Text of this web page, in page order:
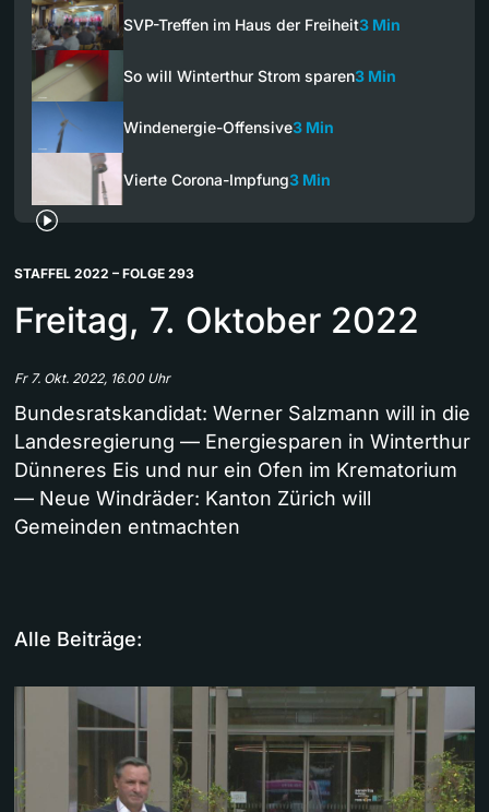
SVP-Treffen im Haus der Freiheit3 Min
So will Winterthur Strom sparen3 Min
Windenergie-Offensive3 Min
Vierte Corona-Impfung3 Min
STAFFEL 2022 – FOLGE 293
Freitag, 7. Oktober 2022
Fr 7. Okt. 2022, 16.00 Uhr
Bundesratskandidat: Werner Salzmann will in die
Landesregierung — Energiesparen in Winterthur
Dünneres Eis und nur ein Ofen im Krematorium
— Neue Windräder: Kanton Zürich will
Gemeinden entmachten
Alle Beiträge: